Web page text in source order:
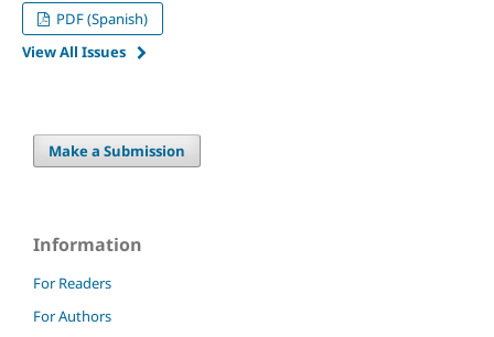
PDF (Spanish)
View All Issues
Make a Submission
Information
For Readers
For Authors